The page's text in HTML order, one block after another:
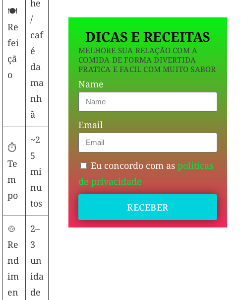
🍽️
Re
fei
çã
o
he
/
caf
é
da
ma
nh
ã
⏱️
Te
m
po
~2
5
mi
nu
tos
🍲
Re
nd
im
en
2–
3
un
ida
de
DICAS E RECEITAS
MELHORE SUA RELAÇÃO COM A
COMIDA DE FORMA DIVERTIDA
PRATICA E FACIL COM MUITO SABOR
Name
Email
Eu concordo com aspoliticas
de privacidade
RECEBER